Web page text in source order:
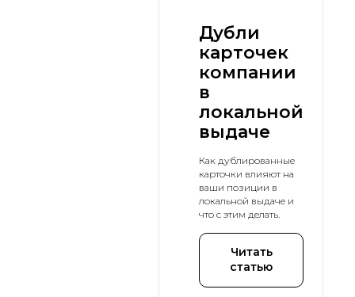
Дубли
карточек
компании
в
локальной
выдаче
Как дублированные
карточки влияют на
ваши позиции в
локальной выдаче и
что с этим делать.
Читать
статью